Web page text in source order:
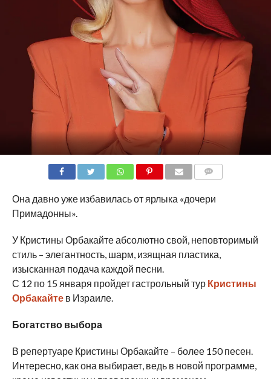
Она давно уже избавилась от ярлыка «дочери
Примадонны».
У Кристины Орбакайте абсолютно свой, неповторимый
стиль – элегантность, шарм, изящная пластика,
изысканная подача каждой песни.
С 12 по 15 января пройдет гастрольный тур Кристины
Орбакайтев Израиле.
Богатство выбора
В репертуаре Кристины Орбакайте – более 150 песен.
Интересно, как она выбирает, ведь в новой программе,